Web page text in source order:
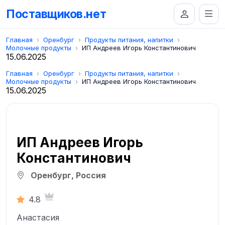
Поставщиков.нет
Главная Оренбург
Продукты питания, напитки
Молочные продукты
ИП Андреев Игорь Константинович
15.06.2025
Главная Оренбург
Продукты питания, напитки
Молочные продукты
ИП Андреев Игорь Константинович
15.06.2025
ИП Андреев Игорь
Константинович
Оренбург, Россия
4.8
Анастасия